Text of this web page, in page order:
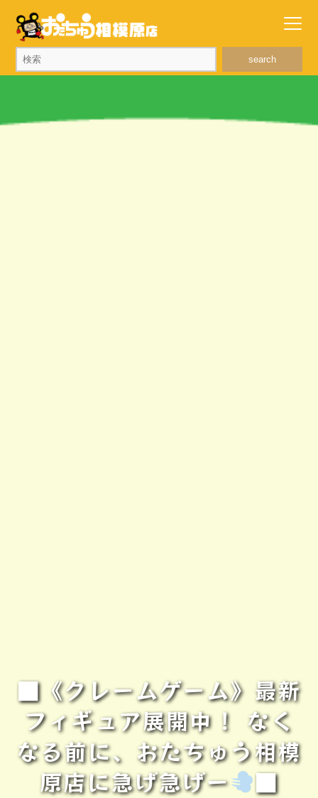
search
■《クレームゲーム》最新
フィギュア展開中！ なく
なる前に、おたちゅう相模
原店に急げ急げー
■